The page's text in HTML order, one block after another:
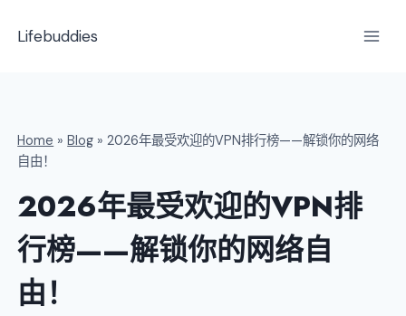
Lifebuddies
Home »Blog »2026年最受欢迎的VPN排行榜——解锁你的网络
自由！
2026年最受欢迎的VPN排
行榜——解锁你的网络自
由！